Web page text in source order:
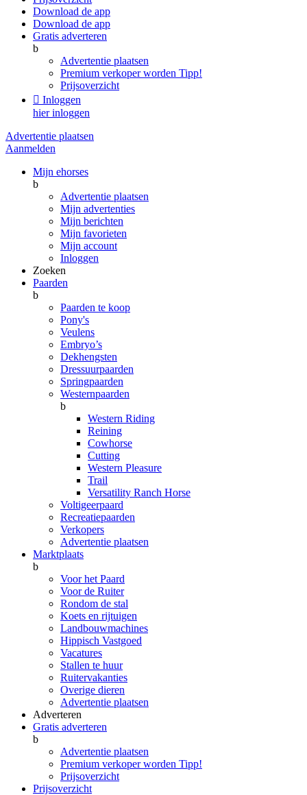
Download de app
Download de app
Gratis adverteren
b
Advertentie plaatsen
Premium verkoper worden Tipp!
Prijsoverzicht
 Inloggen
hier inloggen
Advertentie plaatsen
Aanmelden
Mijn ehorses
b
Advertentie plaatsen
Mijn advertenties
Mijn berichten
Mijn favorieten
Mijn account
Inloggen
Zoeken
Paarden
b
Paarden te koop
Pony's
Veulens
Embryo’s
Dekhengsten
Dressuurpaarden
Springpaarden
Westernpaarden
b
Western Riding
Reining
Cowhorse
Cutting
Western Pleasure
Trail
Versatility Ranch Horse
Voltigeerpaard
Recreatiepaarden
Verkopers
Advertentie plaatsen
Marktplaats
b
Voor het Paard
Voor de Ruiter
Rondom de stal
Koets en rijtuigen
Landbouwmachines
Hippisch Vastgoed
Vacatures
Stallen te huur
Ruitervakanties
Overige dieren
Advertentie plaatsen
Adverteren
Gratis adverteren
b
Advertentie plaatsen
Premium verkoper worden Tipp!
Prijsoverzicht
Prijsoverzicht